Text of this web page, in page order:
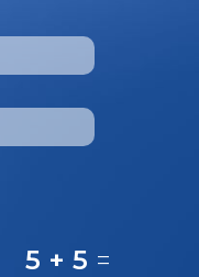
5 + 5 =